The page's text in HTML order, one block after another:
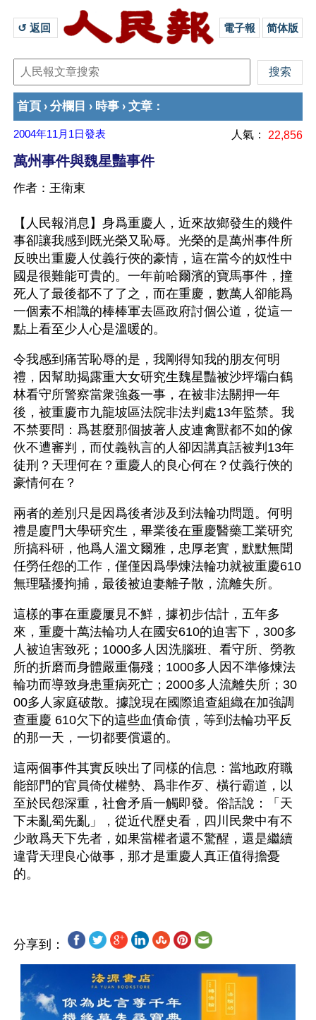
↺ 返回 電子報 简体版
首頁 › 分欄目 › 時事 › 文章 ：
2004年11月1日發表 人氣： 22,856
萬州事件與魏星豔事件
作者：王衛東
【人民報消息】身爲重慶人，近來故鄉發生的幾件
事卻讓我感到既光榮又恥辱。光榮的是萬州事件所
反映出重慶人仗義行俠的豪情，這在當今的奴性中
國是很難能可貴的。一年前哈爾濱的寶馬事件，撞
死人了最後都不了了之，而在重慶，數萬人卻能爲
一個素不相識的棒棒軍去區政府討個公道，從這一
點上看至少人心是溫暖的。
令我感到痛苦恥辱的是，我剛得知我的朋友何明
禮，因幫助揭露重大女研究生魏星豔被沙坪壩白鶴
林看守所警察當衆強姦一事，在被非法關押一年
後，被重慶市九龍坡區法院非法判處13年監禁。我
不禁要問：爲甚麼那個披著人皮連禽獸都不如的傢
伙不遭審判，而仗義執言的人卻因講真話被判13年
徒刑？天理何在？重慶人的良心何在？仗義行俠的
豪情何在？
兩者的差別只是因爲後者涉及到法輪功問題。何明
禮是廈門大學研究生，畢業後在重慶醫藥工業研究
所搞科研，他爲人溫文爾雅，忠厚老實，默默無聞
任勞任怨的工作，僅僅因爲學煉法輪功就被重慶610
無理騷擾拘捕，最後被迫妻離子散，流離失所。
這樣的事在重慶屢見不鮮，據初步估計，五年多
來，重慶十萬法輪功人在國安610的迫害下，300多
人被迫害致死；1000多人因洗腦班、看守所、勞教
所的折磨而身體嚴重傷殘；1000多人因不準修煉法
輪功而導致身患重病死亡；2000多人流離失所；30
00多人家庭破散。據說現在國際追查組織在加強調
查重慶 610欠下的這些血債命債，等到法輪功平反
的那一天，一切都要償還的。
這兩個事件其實反映出了同樣的信息：當地政府職
能部門的官員倚仗權勢、爲非作歹、橫行霸道，以
至於民怨深重，社會矛盾一觸即發。俗話說：「天
下未亂蜀先亂」，從近代歷史看，四川民衆中有不
少敢爲天下先者，如果當權者還不驚醒，還是繼續
違背天理良心做事，那才是重慶人真正值得擔憂
分享到：